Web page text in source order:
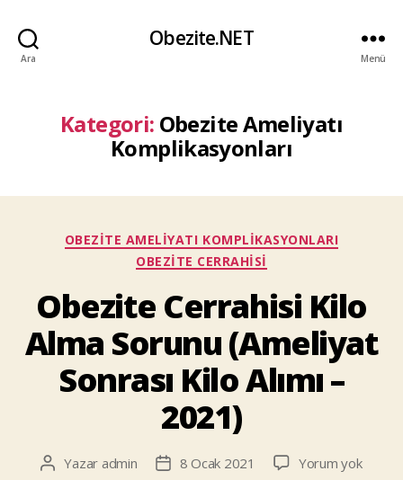
Ara
Obezite.NET
Menü
Kategori: Obezite Ameliyatı
Komplikasyonları
Kategoriler
OBEZITE AMELIYATI KOMPLIKASYONLARI
OBEZITE CERRAHISI
Obezite Cerrahisi Kilo
Alma Sorunu (Ameliyat
Sonrası Kilo Alımı –
2021)
Yazının
Yazar admin
Yazı8 Ocak 2021 Yorum yok